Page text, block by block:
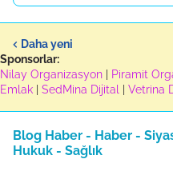
Daha yeni
Sponsorlar:
Nilay Organizasyon
Piramit
Emlak
SedMina Dijital Vetrina
Blog Haber - Haber -
Hukuk - Sağlık